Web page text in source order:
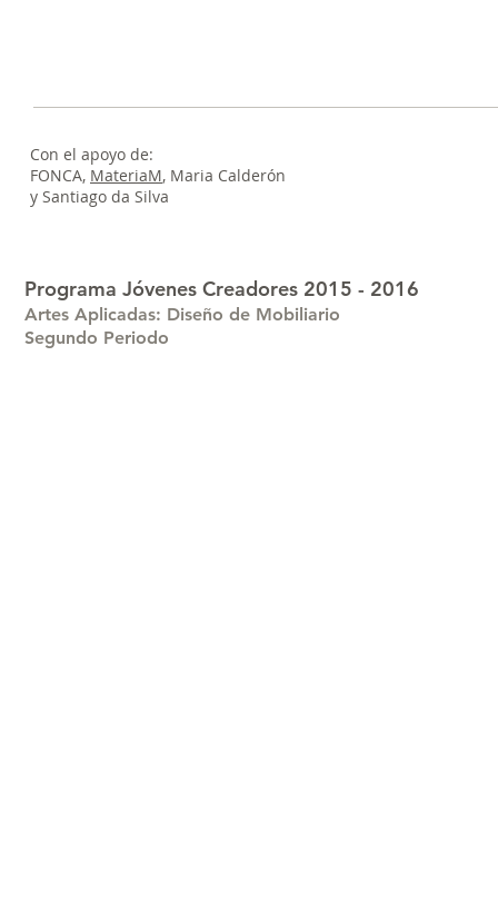
Con el apoyo de:
FONCA, MateriaM, Maria Calderón
y Santiago da Silva
Programa Jóvenes Creadores 2015 - 2016
Artes Aplicadas: Diseño de Mobiliario
Segundo Periodo